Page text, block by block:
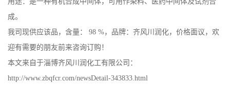
成。
我司现供应该品，含量： 98 %，品牌：齐风川润化，价格面议，欢
迎有需要的朋友前来咨询订购！
本文来自于淄博齐风川润化工有限公司：
http://www.zbqfcr.com/newsDetail-343833.html